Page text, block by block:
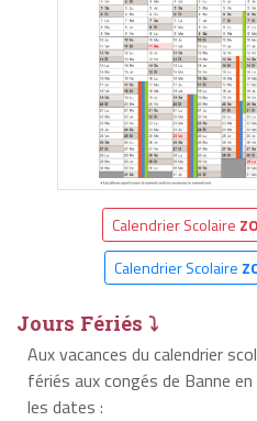
Calendrier Scolaire
Calendrier Scolaire
Jours Fériés ⤵
Aux vacances du calendrier
fériés aux congés de Banne
les dates :